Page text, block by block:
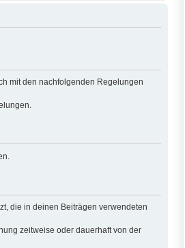
mit den nachfolgenden Regelungen
die in deinen Beiträgen verwendeten
zeitweise oder dauerhaft von der